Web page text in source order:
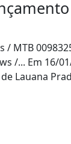
/... Em 16/